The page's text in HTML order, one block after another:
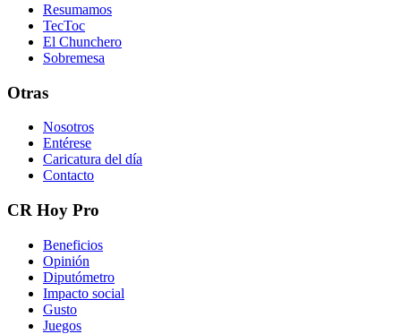
Resumamos
TecToc
El Chunchero
Sobremesa
Otras
Nosotros
Entérese
Caricatura del día
Contacto
CR Hoy Pro
Beneficios
Opinión
Diputómetro
Impacto social
Gusto
Juegos